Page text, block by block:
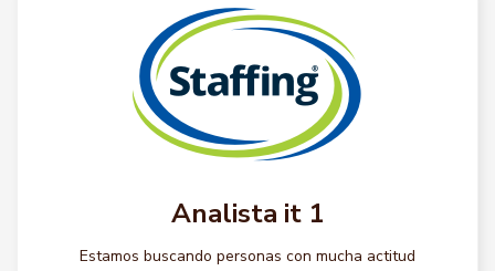
Analista it 1
Estamos buscando personas con mucha actitud